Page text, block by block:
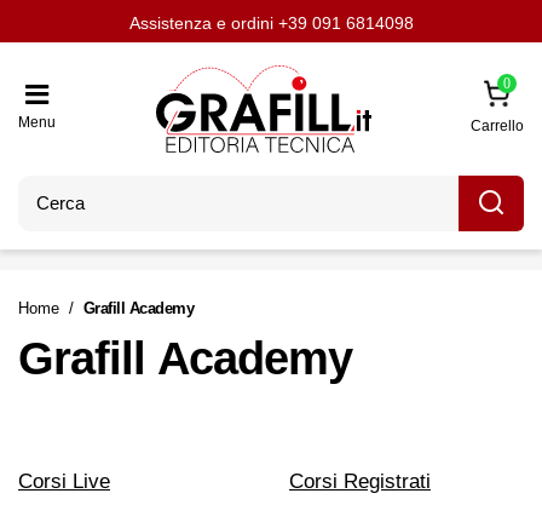
Chi siamoScrivi per noi
Assistenza e ordini +39 091 6814098
Aggiornati con LavoriPubblici.it
Menu
0
Carrello
Corsi Live Corsi Registrati
Home Grafill Academy
Grafill Academy